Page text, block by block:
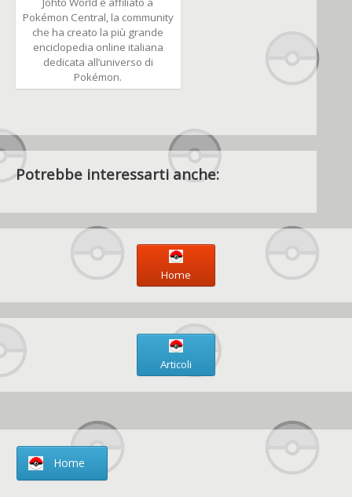
Pokémon Central, la community
che ha creato la più grande
enciclopedia online italiana
dedicata all’universo di
Pokémon.
Potrebbe interessarti anche:
Home
Articoli
Home